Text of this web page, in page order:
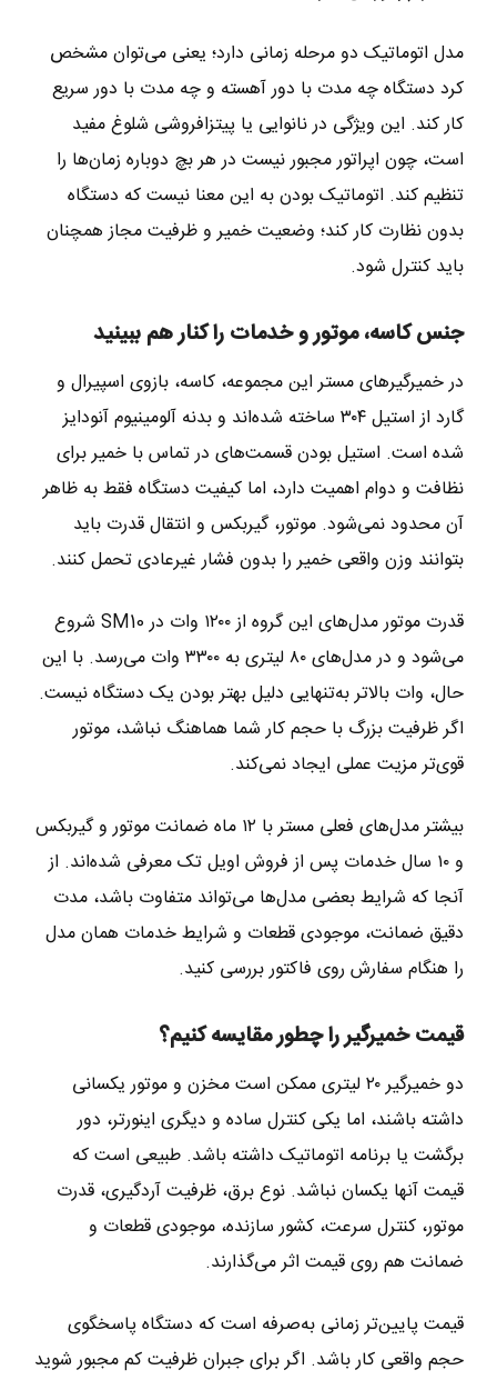
مدل اتوماتیک دو مرحله زمانی دارد؛ یعنی می‌توان مشخص
کرد دستگاه چه مدت با دور آهسته و چه مدت با دور سریع
کار کند. این ویژگی در نانوایی یا پیتزافروشی شلوغ مفید
است، چون اپراتور مجبور نیست در هر بچ دوباره زمان‌ها را
تنظیم کند. اتوماتیک بودن به این معنا نیست که دستگاه
بدون نظارت کار کند؛ وضعیت خمیر و ظرفیت مجاز همچنان
باید کنترل شود.
جنس کاسه، موتور و خدمات را کنار هم ببینید
در خمیرگیرهای مستر این مجموعه، کاسه، بازوی اسپیرال و
گارد از استیل ۳۰۴ ساخته شده‌اند و بدنه آلومینیوم آنودایز
شده است. استیل بودن قسمت‌های در تماس با خمیر برای
نظافت و دوام اهمیت دارد، اما کیفیت دستگاه فقط به ظاهر
آن محدود نمی‌شود. موتور، گیربکس و انتقال قدرت باید
بتوانند وزن واقعی خمیر را بدون فشار غیرعادی تحمل کنند.
قدرت موتور مدل‌های این گروه از ۱۲۰۰ وات در SM10 شروع
می‌شود و در مدل‌های ۸۰ لیتری به ۳۳۰۰ وات می‌رسد. با این
حال، وات بالاتر به‌تنهایی دلیل بهتر بودن یک دستگاه نیست.
اگر ظرفیت بزرگ با حجم کار شما هماهنگ نباشد، موتور
قوی‌تر مزیت عملی ایجاد نمی‌کند.
بیشتر مدل‌های فعلی مستر با ۱۲ ماه ضمانت موتور و گیربکس
و ۱۰ سال خدمات پس از فروش اویل تک معرفی شده‌اند. از
آنجا که شرایط بعضی مدل‌ها می‌تواند متفاوت باشد، مدت
دقیق ضمانت، موجودی قطعات و شرایط خدمات همان مدل
را هنگام سفارش روی فاکتور بررسی کنید.
قیمت خمیرگیر را چطور مقایسه کنیم؟
دو خمیرگیر ۲۰ لیتری ممکن است مخزن و موتور یکسانی
داشته باشند، اما یکی کنترل ساده و دیگری اینورتر، دور
برگشت یا برنامه اتوماتیک داشته باشد. طبیعی است که
قیمت آنها یکسان نباشد. نوع برق، ظرفیت آردگیری، قدرت
موتور، کنترل سرعت، کشور سازنده، موجودی قطعات و
ضمانت هم روی قیمت اثر می‌گذارند.
قیمت پایین‌تر زمانی به‌صرفه است که دستگاه پاسخگوی
حجم واقعی کار باشد. اگر برای جبران ظرفیت کم مجبور شوید